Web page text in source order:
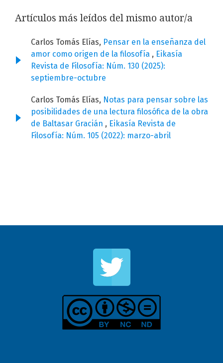
Artículos más leídos del mismo autor/a
Carlos Tomás Elías, Pensar en la enseñanza del
amor como origen de la filosofía , Eikasía
Revista de Filosofía: Núm. 130 (2025):
septiembre-octubre
Carlos Tomás Elías, Notas para pensar sobre las
posibilidades de una lectura filosófica de la obra
de Baltasar Gracián , Eikasía Revista de
Filosofía: Núm. 105 (2022): marzo-abril